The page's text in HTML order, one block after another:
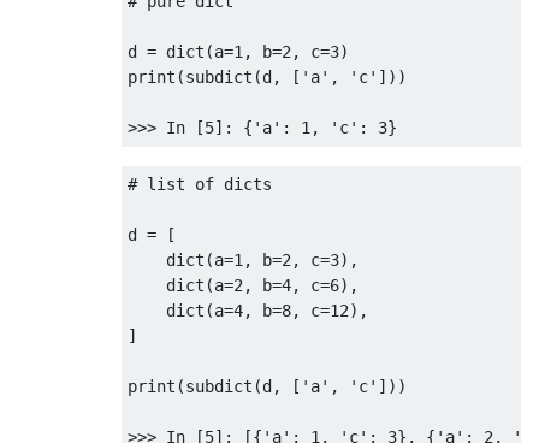
d = dict (a=1 , b=2 , c=3)
print (subdict (d, [ 'a' , 'c' ]))
>>> In [5]: { 'a' : 1 , 'c' : 3}
# list of dicts
d =
[
    dict
(a=1 , b=2 , c=3),
    dict
(a=2 , b=4, c=6),
    dict
(a=4, b=8, c=12),
]
print (subdict (d, [ 'a' , 'c' ]))
>>> In [5]: [{ 'a' : 1 , 'c' : 3}, { 'a' : 2 ,